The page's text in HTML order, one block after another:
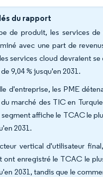
du rapport
de produit, les services
avec une part de
services cloud devraient
9,04 % jusqu'en 2031.
d'entreprise, les PME
marché des TIC en
affiche le TCAC le
2031.
vertical d'utilisateur
ont enregistré le TCAC le
2031, tandis que le